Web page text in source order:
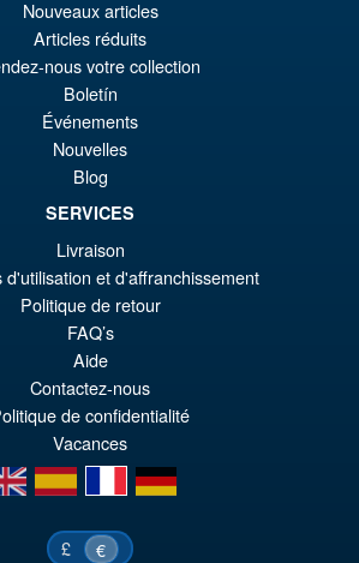
VORBESTELLUNGEN
Bandai S.H.Figuarts Jujutsu
Kaisen Choso Action Figure
€67.56
VORBESTELLUNGEN
Nouveaux articles
Articles réduits
nous votre collection
Boletín
Événements
Nouvelles
Blog
SERVICES
Livraison
d'utilisation et d'affranchissement
Politique de retour
FAQ’s
Aide
Contactez-nous
de confidentialité
Vacances
es fr de
£ €